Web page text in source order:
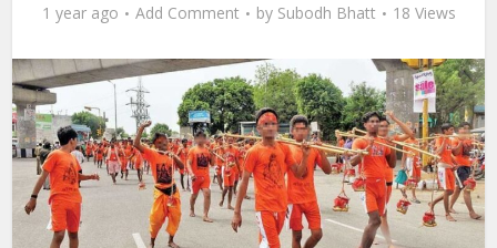
1 year ago Add Comment by Subodh Bhatt 18 Views